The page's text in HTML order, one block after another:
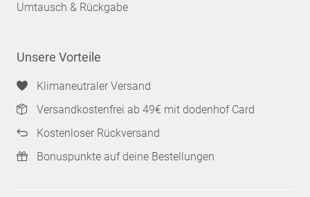
Umtausch & Rückgabe
Unsere Vorteile
Klimaneutraler Versand
Versandkostenfrei ab 49€ mit dodenhof Card
Kostenloser Rückversand
Bonuspunkte auf deine Bestellungen